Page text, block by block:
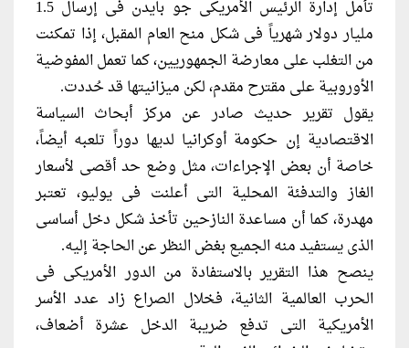
تأمل إدارة الرئيس الأمريكى جو بايدن فى إرسال 1.5
مليار دولار شهرياً فى شكل منح العام المقبل، إذا تمكنت
من التغلب على معارضة الجمهوريين، كما تعمل المفوضية
الأوروبية على مقترح مقدم، لكن ميزانيتها قد حُددت.
يقول تقرير حديث صادر عن مركز أبحاث السياسة
الاقتصادية إن حكومة أوكرانيا لديها دوراً تلعبه أيضاً،
خاصة أن بعض الإجراءات، مثل وضع حد أقصى لأسعار
الغاز والتدفئة المحلية التى أعلنت فى يوليو، تعتبر
مهدرة، كما أن مساعدة النازحين تأخذ شكل دخل أساسى
الذى يستفيد منه الجميع بغض النظر عن الحاجة إليه.
ينصح هذا التقرير بالاستفادة من الدور الأمريكى فى
الحرب العالمية الثانية، فخلال الصراع زاد عدد الأسر
الأمريكية التى تدفع ضريبة الدخل عشرة أضعاف،